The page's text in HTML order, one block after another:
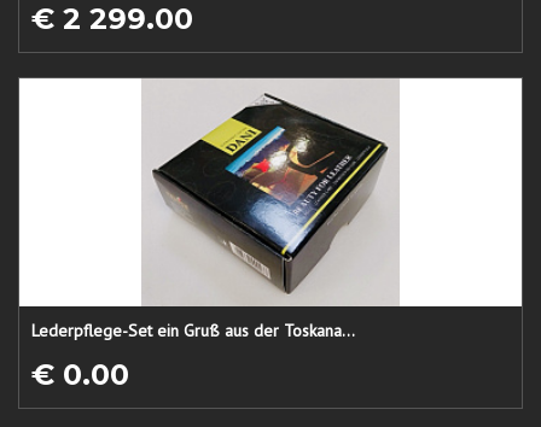
€ 2 299.00
Lederpflege-Set ein Gruß aus der Toskana...
€ 0.00